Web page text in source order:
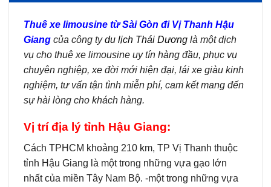
Thuê xe limousine từ Sài Gòn đi Vị Thanh Hậu
Giang của công tydu lịch Thái Dương là một dịch
vụ cho thuê xe limousine uy tín hàng đầu, phục vụ
chuyên nghiệp, xe đời mới hiện đại, lái xe giàu kinh
nghiệm, tư vấn tận tình miễn phí, cam kết mang đến
sự hài lòng cho khách hàng.
Vị trí địa lý tỉnh Hậu Giang:
Cách TPHCM khoảng 210 km, TP Vị Thanh thuộc
tỉnh Hậu Giang là một trong những vựa gạo lớn
nhất của miền Tây Nam Bộ. -một trong những vựa